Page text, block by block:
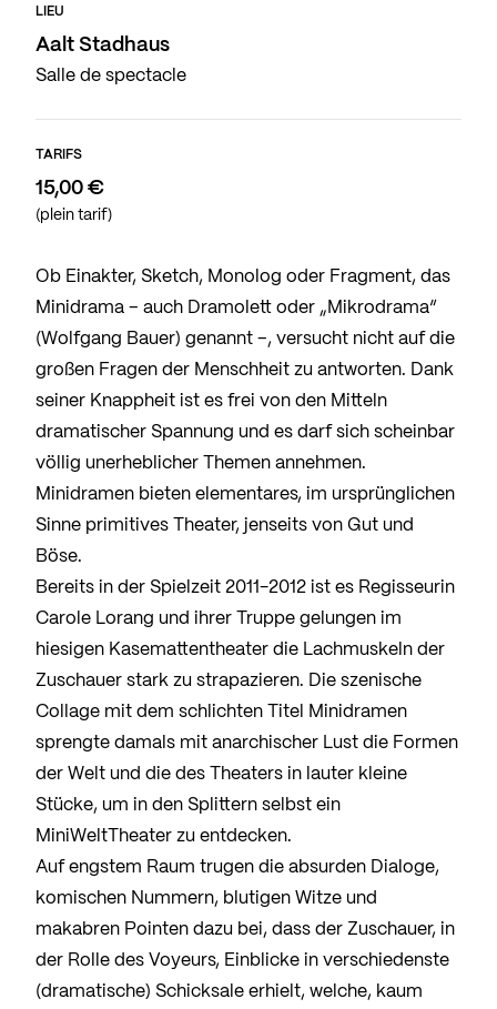
LIEU
Aalt Stadhaus
Salle de spectacle
TARIFS
15,00 €
(plein tarif)
Ob Einakter, Sketch, Monolog oder Fragment, das
Minidrama – auch Dramolett oder „Mikrodrama“
(Wolfgang Bauer) genannt –, versucht nicht auf die
großen Fragen der Menschheit zu antworten. Dank
seiner Knappheit ist es frei von den Mitteln
dramatischer Spannung und es darf sich scheinbar
völlig unerheblicher Themen annehmen.
Minidramen bieten elementares, im ursprünglichen
Sinne primitives Theater, jenseits von Gut und
Böse.
Bereits in der Spielzeit 2011-2012 ist es Regisseurin
Carole Lorang und ihrer Truppe gelungen im
hiesigen Kasemattentheater die Lachmuskeln der
Zuschauer stark zu strapazieren. Die szenische
Collage mit dem schlichten Titel Minidramen
sprengte damals mit anarchischer Lust die Formen
der Welt und die des Theaters in lauter kleine
Stücke, um in den Splittern selbst ein
MiniWeltTheater zu entdecken.
Auf engstem Raum trugen die absurden Dialoge,
komischen Nummern, blutigen Witze und
makabren Pointen dazu bei, dass der Zuschauer, in
der Rolle des Voyeurs, Einblicke in verschiedenste
(dramatische) Schicksale erhielt, welche, kaum